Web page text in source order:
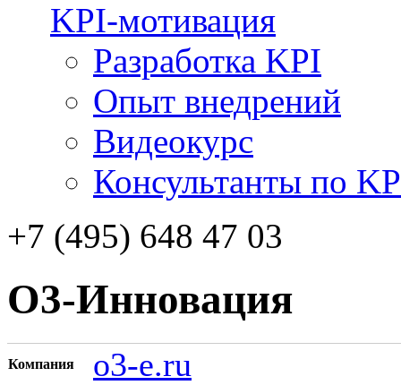
KPI-мотивация
Разработка KPI
Опыт внедрений
Видеокурс
Консультанты по
+7 (495) 648 47 03
О3-Инновация
Компания o3-e.ru